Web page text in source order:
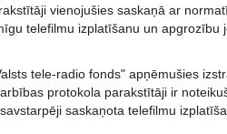
vienojušies saskaņā ar
telefilmu izplatīšanu un apgrozību
tele-radio fonds" apņēmušies
protokola parakstītāji ir
saskaņota telefilmu